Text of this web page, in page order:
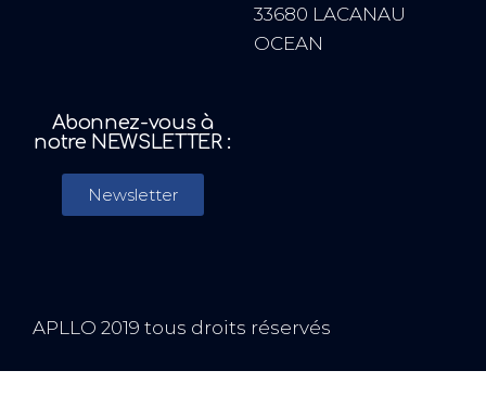
33680 LACANAU
OCEAN
Abonnez-vous à
notre NEWSLETTER :
Newsletter
APLLO 2019 tous droits réservés